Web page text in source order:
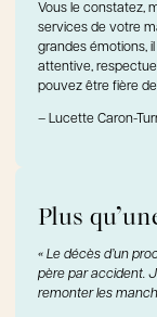
Vous le constatez,
services de votre
grandes émotions,
attentive,
pouvez être fière
– Lucette Caron-
Plus
« Le décès d’un
père par accident.
remonter les